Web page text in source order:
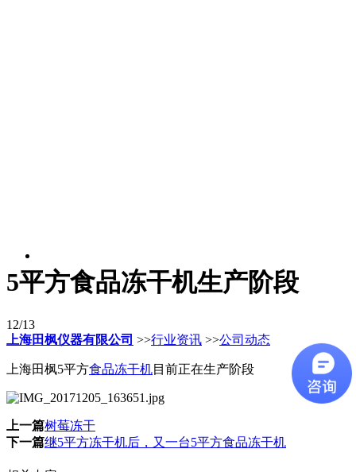
5平方食品冻干机生产阶段
12/13
上海田枫仪器有限公司 >>行业资讯 >>公司动态
上海田枫5平方食品冻干机目前正在生产阶段
上一篇树莓冻干
下一篇继5平方冻干机后，又一台5平方食品冻干机